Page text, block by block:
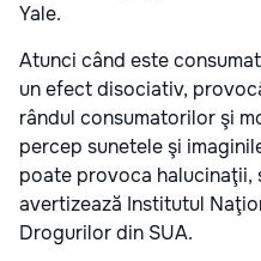
Yale.
Atunci când este
un efect disociativ,
rândul consumatorilor şi
percep sunetele şi
poate provoca halucinaţii,
avertizează Institutul
Drogurilor din SUA.